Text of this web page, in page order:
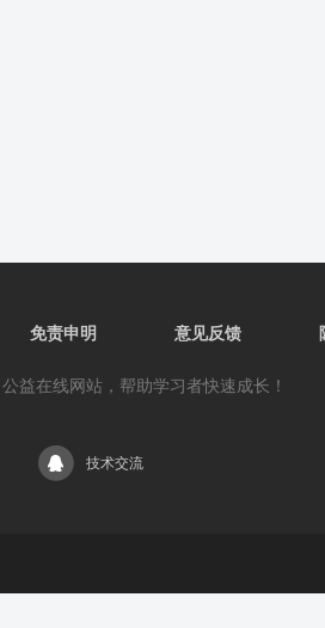
免责申明 意见反馈
益在线网站，帮助学习者快速成长！
技术交流